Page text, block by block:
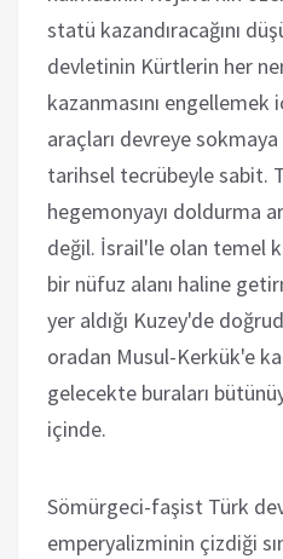
statü kazandıracağını
devletinin Kürtlerin her
kazanmasını
araçları devreye
tarihsel tecrübeyle sabit.
hegemonyayı doldurma
değil. İsrail'le olan temel
bir nüfuz alanı haline
yer aldığı Kuzey'de
oradan Musul-Kerkük'e
gelecekte buraları
içinde.
Sömürgeci-faşist Türk
emperyalizminin çizdiği